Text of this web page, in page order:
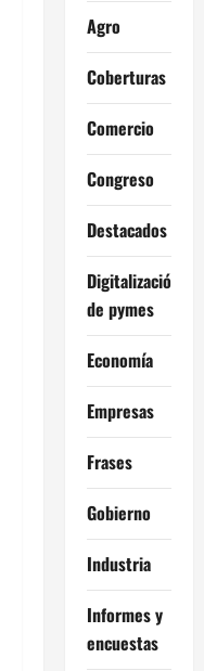
Agro
Coberturas
Comercio
Congreso
Destacados
Digitalización
de pymes
Economía
Empresas
Frases
Gobierno
Industria
Informes y
encuestas